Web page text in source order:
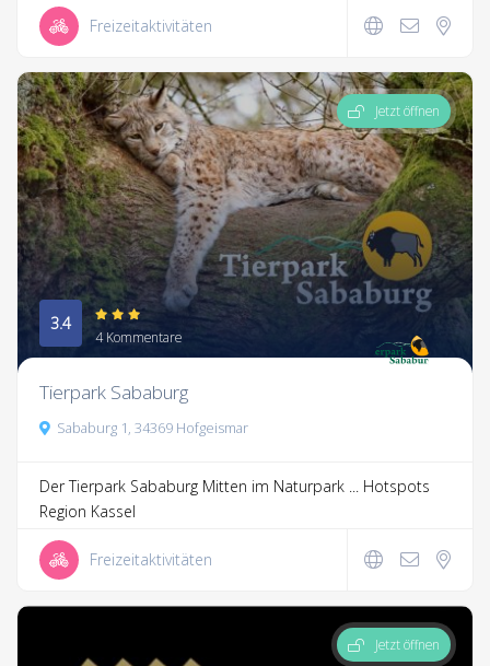
Freizeitaktivitäten
Jetzt öffnen
3.4
4 Kommentare
Tierpark Sababurg
Sababurg 1, 34369 Hofgeismar
Der Tierpark Sababurg Mitten im Naturpark ... Hotspots
Region Kassel
Freizeitaktivitäten
Jetzt öffnen